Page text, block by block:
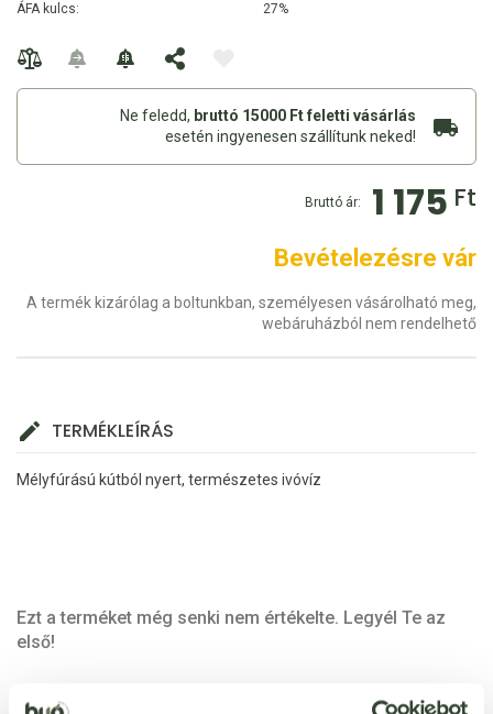
ÁFA kulcs:
27%
Ne feledd, bruttó 15000 Ft feletti vásárlás
esetén ingyenesen szállítunk neked!
Bruttó ár: 1 175 Ft
Bevételezésre vár
A termék kizárólag a boltunkban, személyesen vásárolható meg,
webáruházból nem rendelhető
TERMÉKLEÍRÁS
Mélyfúrású kútból nyert, természetes ivóvíz
Ezt a terméket még senki nem értékelte. Legyél Te az
első!